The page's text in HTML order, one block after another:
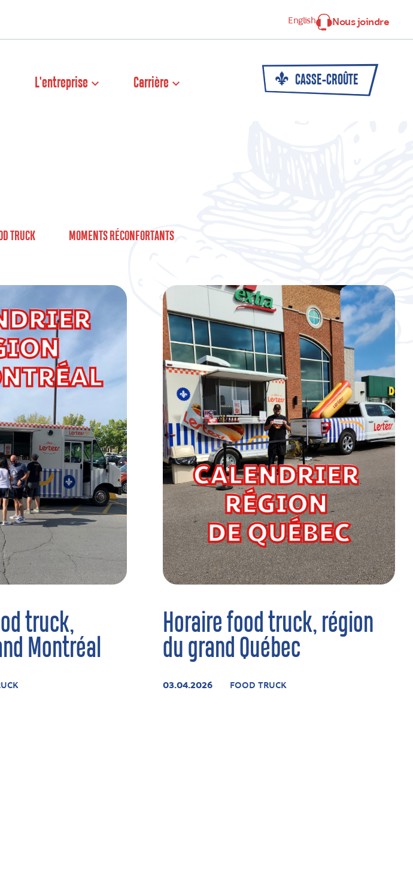
English Nous joindre
L'entreprise Carrière CASSE-CROÛTE
TRUCK MOMENTS RÉCONFORTANTS
truck,
Montréal
Horaire food truck, région
du grand Québec
03.04.2026 FOOD TRUCK